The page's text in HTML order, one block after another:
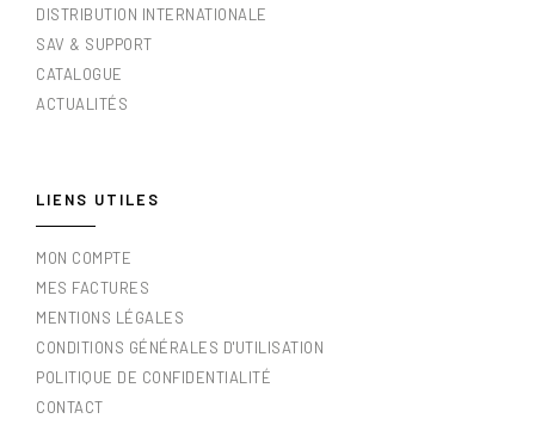
DISTRIBUTION INTERNATIONALE
SAV & SUPPORT
CATALOGUE
ACTUALITÉS
LIENS UTILES
MON COMPTE
MES FACTURES
MENTIONS LÉGALES
CONDITIONS GÉNÉRALES D'UTILISATION
POLITIQUE DE CONFIDENTIALITÉ
CONTACT